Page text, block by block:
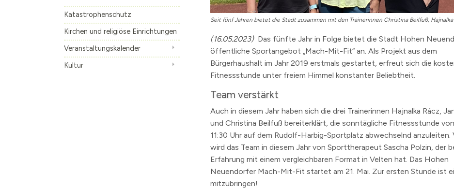
Inhalte anzeigen
Altes Künstlerverzeichnis
Skulpturen Boulevard
Katastrophenschutz
Kirchen und religiöse Einrichtungen
Veranstaltungskalender
Kultur
(16.05.2023) Das fünfte Jahr in Folge bietet die Stadt Hohen
öffentliche Sportangebot „Mach-Mit-Fit“ an. Als Projekt aus dem
Bürgerhaushalt im Jahr 2019 erstmals gestartet, erfreut sich die
Fitnessstunde unter freiem Himmel konstanter Beliebtheit.
Team verstärkt
Auch in diesem Jahr haben sich die drei Trainerinnen Hajnalka Rácz,
und Christina Beilfuß bereiterklärt, die sonntägliche Fitnessstunde
11:30 Uhr auf dem Rudolf-Harbig-Sportplatz abwechselnd anzuleiten.
wird das Team in diesem Jahr von Sporttherapeut Sascha Polzin, der
Erfahrung mit einem vergleichbaren Format in Velten hat. Das Hohen
Neuendorfer Mach-Mit-Fit startet am 21. Mai. Zur ersten Stunde ist
mitzubringen!